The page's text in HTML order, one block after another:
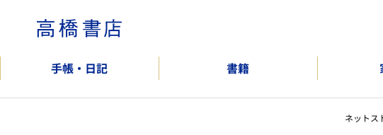
ン
高
公
手帳・日記 書籍
ネットス